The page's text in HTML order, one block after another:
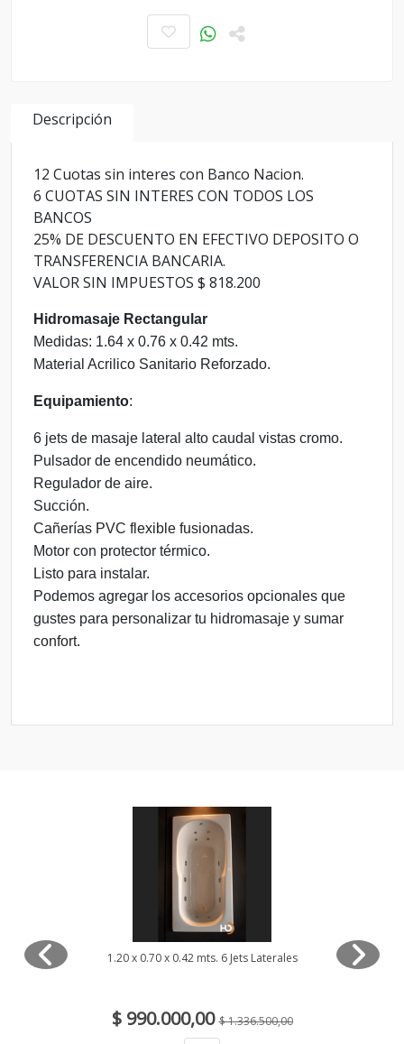
Descripción
12 Cuotas sin interes con Banco Nacion.
6 CUOTAS SIN INTERES CON TODOS LOS
BANCOS
25% DE DESCUENTO EN EFECTIVO DEPOSITO O
TRANSFERENCIA BANCARIA.
VALOR SIN IMPUESTOS $ 818.200
Hidromasaje Rectangular
Medidas: 1.64 x 0.76 x 0.42 mts.
Material Acrilico Sanitario Reforzado.
Equipamiento:
6 jets de masaje lateral alto caudal vistas cromo.
Pulsador de encendido neumático.
Regulador de aire.
Succión.
Cañerías PVC flexible fusionadas.
Motor con protector térmico.
Listo para instalar.
Podemos agregar los accesorios opcionales que
gustes para personalizar tu hidromasaje y sumar
confort.
1.20 x 0.70 x 0.42 mts. 6 Jets Laterales
$ 990.000,00$ 1.336.500,00